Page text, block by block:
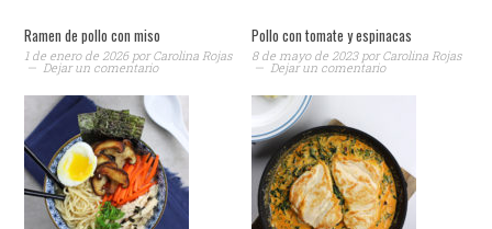
Ramen de pollo con miso
1 de enero de 2026porCarolina Rojas
Dejar un comentario
Pollo con tomate y espinacas
8 de mayo de 2023porCarolina Rojas
Dejar un comentario